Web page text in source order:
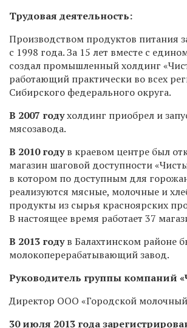
Трудовая деятельность:
Производством продуктов питания
с 1998 года. За 15 лет вместе с
создал промышленный холдинг
работающий практически во всех
Сибирского федерального округа.
В 2007 годухолдинг приобрел и
мясозавода.
В 2010 годув краевом центре был
магазин шаговой доступности
в котором по доступным для
реализуются мясные, молочные и
продукты из сырья красноярских
В настоящее время работает 37
В 2013 годув Балахтинском районе
молокоперерабатывающий завод.
Руководитель группы компаний
Директор ООО «Городской
30 июля 2013 года